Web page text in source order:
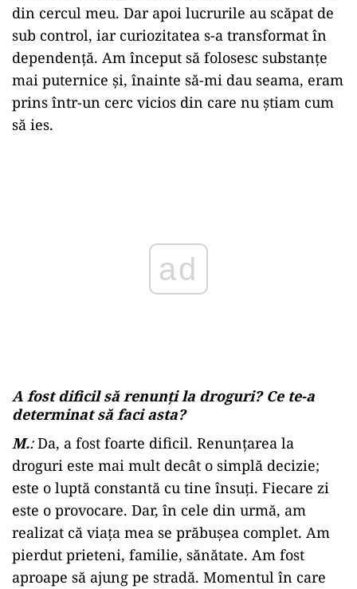
din cercul meu. Dar apoi lucrurile au scăpat de
sub control, iar curiozitatea s-a transformat în
dependență. Am început să folosesc substanțe
mai puternice și, înainte să-mi dau seama, eram
prins într-un cerc vicios din care nu știam cum
să ies.
A fost dificil să renunți la droguri? Ce te-a
determinat să faci asta?
M.:Da, a fost foarte dificil. Renunțarea la
droguri este mai mult decât o simplă decizie;
este o luptă constantă cu tine însuți. Fiecare zi
este o provocare. Dar, în cele din urmă, am
realizat că viața mea se prăbușea complet. Am
pierdut prieteni, familie, sănătate. Am fost
aproape să ajung pe stradă. Momentul în care